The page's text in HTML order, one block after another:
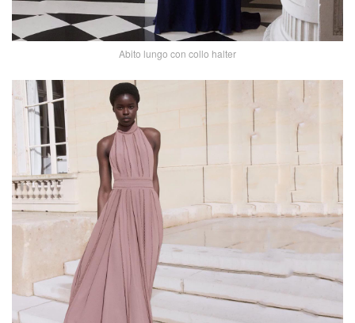
Abito lungo con collo halter